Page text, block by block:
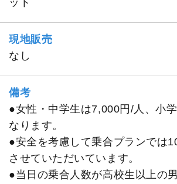
ット
現地販売
なし
備考
●女性・中学生は7,000円/人、小
なります。
●安全を考慮して乗合プランでは
させていただいています。
●当日の乗合人数が高校生以上の